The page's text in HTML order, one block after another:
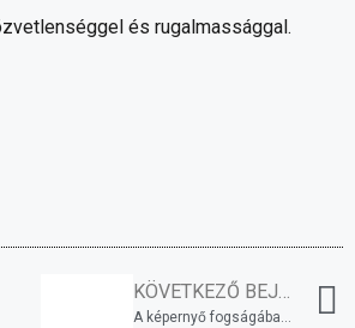
és rugalmassággal.
KÖVETKEZŐ BEJEGYZÉS
A képernyő fogságában – képernyős munkahelyek ergonómiája